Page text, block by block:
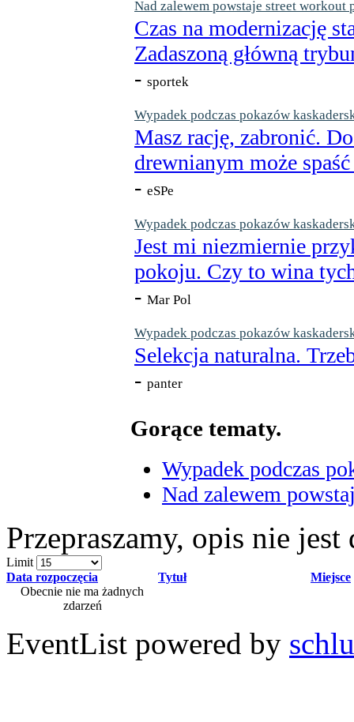
Nad zalewem powstaje street workout
Czas na modernizację
Zadaszoną główną
- sportek
Wypadek podczas pokazów
Masz rację, zabronić.
drewnianym może
- eSPe
Wypadek podczas pokazów
Jest mi niezmiernie
pokoju. Czy to wina
- Mar Pol
Wypadek podczas pokazów
Selekcja naturalna.
- panter
Gorące tematy.
Wypadek podczas
Nad zalewem
Przepraszamy, opis nie jest
Limit
Data rozpoczęcia
Tytuł
Miejsce
Obecnie nie ma żadnych
zdarzeń
EventList powered by